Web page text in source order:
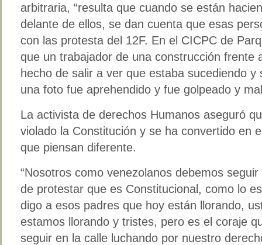
arbitraria, “resulta que cuando se están
delante de ellos, se dan cuenta que esas
con las protesta del 12F. En el CICPC de
que un trabajador de una construcción frente
hecho de salir a ver que estaba sucediendo
una foto fue aprehendido y fue golpeado y
La activista de derechos Humanos aseguró
violado la Constitución y se ha convertido en
que piensan diferente.
“Nosotros como venezolanos debemos
de protestar que es Constitucional, como lo
digo a esos padres que hoy están llorando,
estamos llorando y tristes, pero es el coraje
seguir en la calle luchando por nuestro